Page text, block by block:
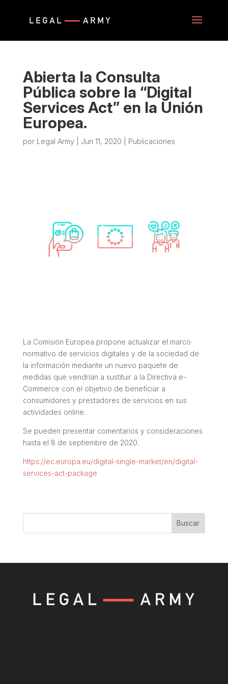
Abierta la Consulta
Pública sobre la “Digital
Services Act” en la Unión
Europea.
por Legal Army Jun 11, 2020 Publicaciones
La Comisión Europea propone actualizar el marco
normativo de servicios digitales y de la sociedad de
la información mediante un nuevo paquete de
medidas que vendrían a sustituir a la Directiva e-
Commerce con el objetivo de beneficiar a
consumidores y prestadores de servicios en sus
actividades online.
Se pueden presentar comentarios y consideraciones
hasta el 8 de septiembre de 2020.
https://ec.europa.eu/digital-single-market/en/digital-
services-act-package
Buscar